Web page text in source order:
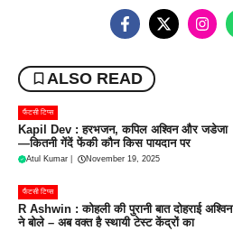
ALSO READ
फैंटसी टिप्स
Kapil Dev : हरभजन, कपिल अश्विन और जडेजा
—कितनी गेंदें फेंकी कौन किस पायदान पर
Atul Kumar November 19, 2025
फैंटसी टिप्स
R Ashwin : कोहली की पुरानी बात दोहराई अश्विन
ने बोले – अब वक्त है स्थायी टेस्ट केंद्रों का